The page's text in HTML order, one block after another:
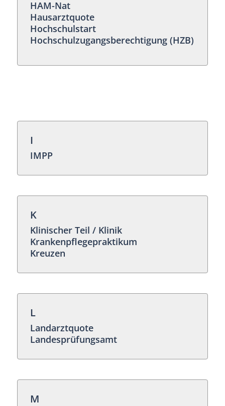
HAM-Nat
Hausarztquote
Hochschulstart
Hochschulzugangsberechtigung (HZB)
I
IMPP
K
Klinischer Teil / Klinik
Krankenpflegepraktikum
Kreuzen
L
Landarztquote
Landesprüfungsamt
M